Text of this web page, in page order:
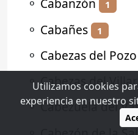
⚬ Cabanzón 1
⚬ Cabañes 1
⚬ Cabezas del Pozo
⚬Cabezas del Villar
⚬Cabezuela del
Utilizamos cookies
experiencia en nuestro